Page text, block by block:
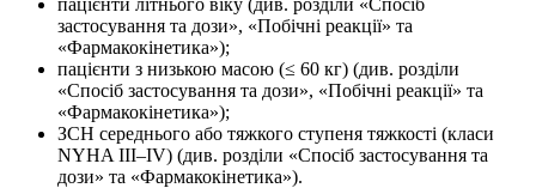
застосування та дози», «Побічні реакції» та
«Фармакокінетика»);
пацієнти з низькою масою (≤ 60 кг) (див. розділи
«Спосіб застосування та дози», «Побічні реакції» та
«Фармакокінетика»);
ЗСН середнього або тяжкого ступеня тяжкості (класи
NYHA III–IV) (див. розділи «Спосіб застосування та
дози» та «Фармакокінетика»).